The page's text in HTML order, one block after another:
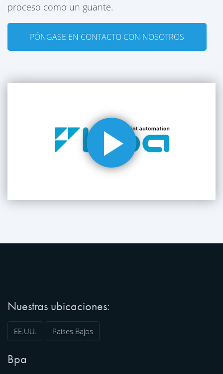
proceso como un guante.
PÓNGASE EN CONTACTO CON NOSOTROS
Nuestras ubicaciones:
EE.UU. Países Bajos
Bpa